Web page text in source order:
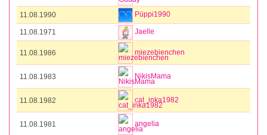
11.08.1990 Püppi1990
11.08.1971 Jaelle
11.08.1986 miezebienchen
11.08.1983 NikisMama
11.08.1982 cat_inka1982
11.08.1981 angelia